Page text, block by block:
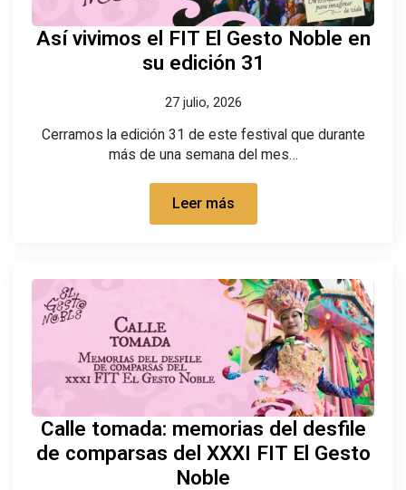
Así vivimos el FIT El Gesto Noble en
su edición 31
27 julio, 2026
Cerramos la edición 31 de este festival que durante
más de una semana del mes…
Leer más
Calle tomada: memorias del desfile
de comparsas del XXXI FIT El Gesto
Noble